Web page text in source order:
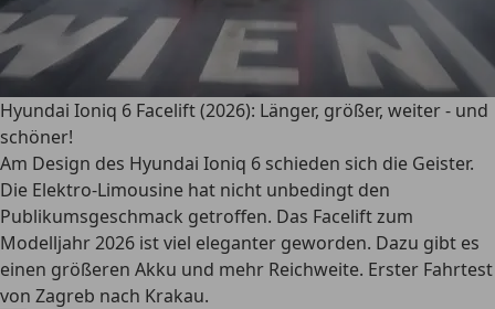
Hyundai Ioniq 6 Facelift (2026): Länger, größer, weiter - und
schöner!
Am Design des Hyundai Ioniq 6 schieden sich die Geister.
Die Elektro-Limousine hat nicht unbedingt den
Publikumsgeschmack getroffen. Das Facelift zum
Modelljahr 2026 ist viel eleganter geworden. Dazu gibt es
einen größeren Akku und mehr Reichweite. Erster Fahrtest
von Zagreb nach Krakau.